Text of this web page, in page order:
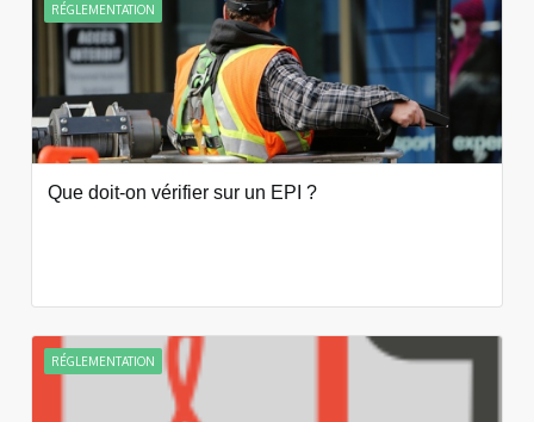
RÉGLEMENTATION
Que doit-on vérifier sur un EPI ?
RÉGLEMENTATION